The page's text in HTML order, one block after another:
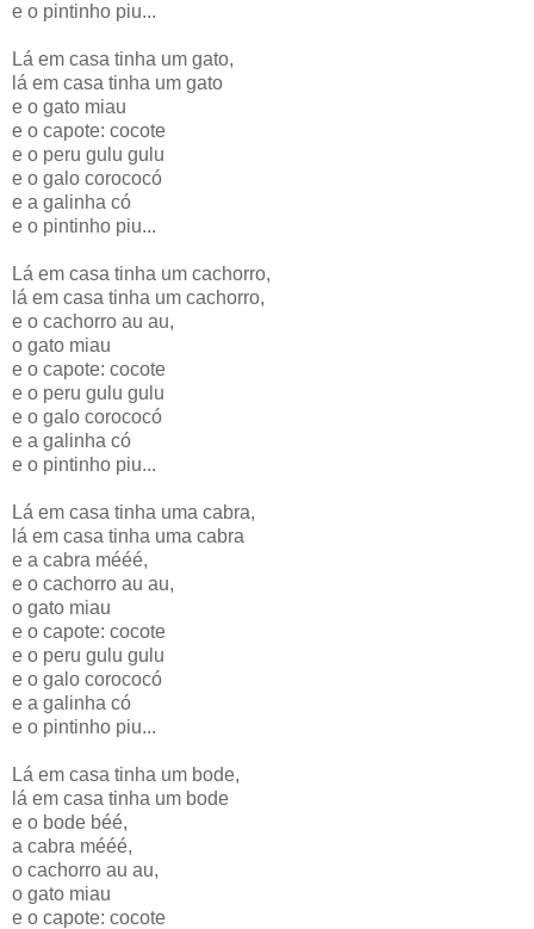
e o pintinho piu...
Lá em casa tinha um gato,
lá em casa tinha um gato
e o gato miau
e o capote: cocote
e o peru gulu gulu
e o galo corococó
e a galinha có
e o pintinho piu...
Lá em casa tinha um cachorro,
lá em casa tinha um cachorro,
e o cachorro au au,
o gato miau
e o capote: cocote
e o peru gulu gulu
e o galo corococó
e a galinha có
e o pintinho piu...
Lá em casa tinha uma cabra,
lá em casa tinha uma cabra
e a cabra mééé,
e o cachorro au au,
o gato miau
e o capote: cocote
e o peru gulu gulu
e o galo corococó
e a galinha có
e o pintinho piu...
Lá em casa tinha um bode,
lá em casa tinha um bode
e o bode béé,
a cabra mééé,
o cachorro au au,
o gato miau
e o capote: cocote